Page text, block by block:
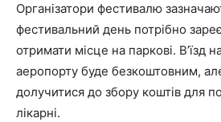
Організатори фестивалю
фестивальний день потрібно
отримати місце на паркові. В’їзд
аеропорту буде безкоштовним,
долучитися до збору коштів для
лікарні.